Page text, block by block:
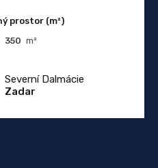
prostor (m²)
350 m²
Severní Dalmácie
Zadar